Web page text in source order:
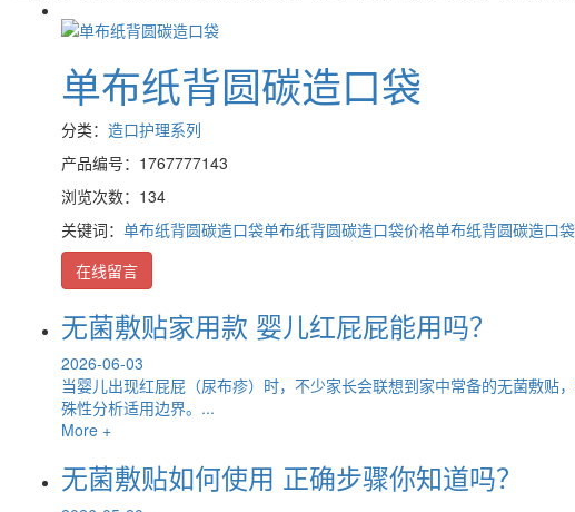
单布纸背圆碳造口袋
分类： 造口护理系列
产品编号：1767777143
浏览次数：134
关键词： 单布纸背圆碳造口袋单布纸背圆碳造口袋价格单布纸背圆碳造口
在线留言
无菌敷贴家用款 婴儿红屁屁能用吗？
2026-06-03
当婴儿出现红屁屁（尿布疹）时，不少家长会联想到家中常备的无菌敷
殊性分析适用边界。...
More +
无菌敷贴如何使用 正确步骤你知道吗？